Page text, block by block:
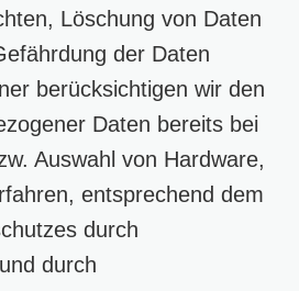
Löschung von Daten
der Daten
berücksichtigen wir den
Daten bereits bei
Auswahl von Hardware,
entsprechend dem
durch
durch